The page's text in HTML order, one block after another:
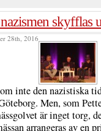
skyfflas
28th, 2016
inte den nazistiska
Men, som
är inget torg,
arrangeras av en